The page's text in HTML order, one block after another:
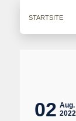
STARTSITE
02 Aug.
2022